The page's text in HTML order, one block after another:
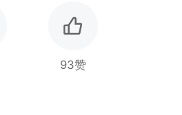
93赞